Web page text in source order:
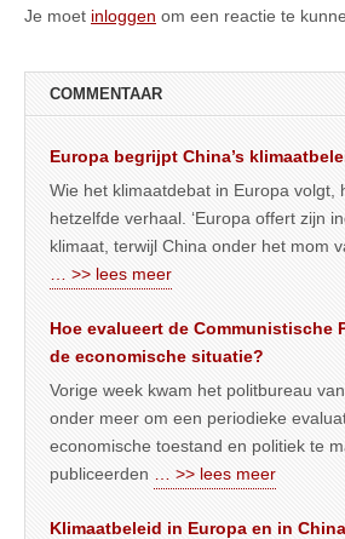
Je moet inloggen om een reactie te
COMMENTAAR
Europa begrijpt China’s
Wie het klimaatdebat in Europa volgt,
hetzelfde verhaal. ‘Europa offert zijn
klimaat, terwijl China onder het mom
… >> lees meer
Hoe evalueert de Communistische
de economische situatie?
Vorige week kwam het politbureau
onder meer om een periodieke
economische toestand en politiek te
publiceerden
… >> lees meer
Klimaatbeleid in Europa en in